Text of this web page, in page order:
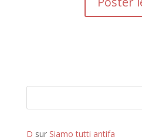
iD sur Siamo tutti antifa